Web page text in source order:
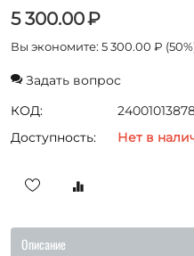
5 300.00₽
Вы экономите: 5 300.00 ₽ (50
Задать вопрос
КОД:
Доступность:
Нет в
Описание